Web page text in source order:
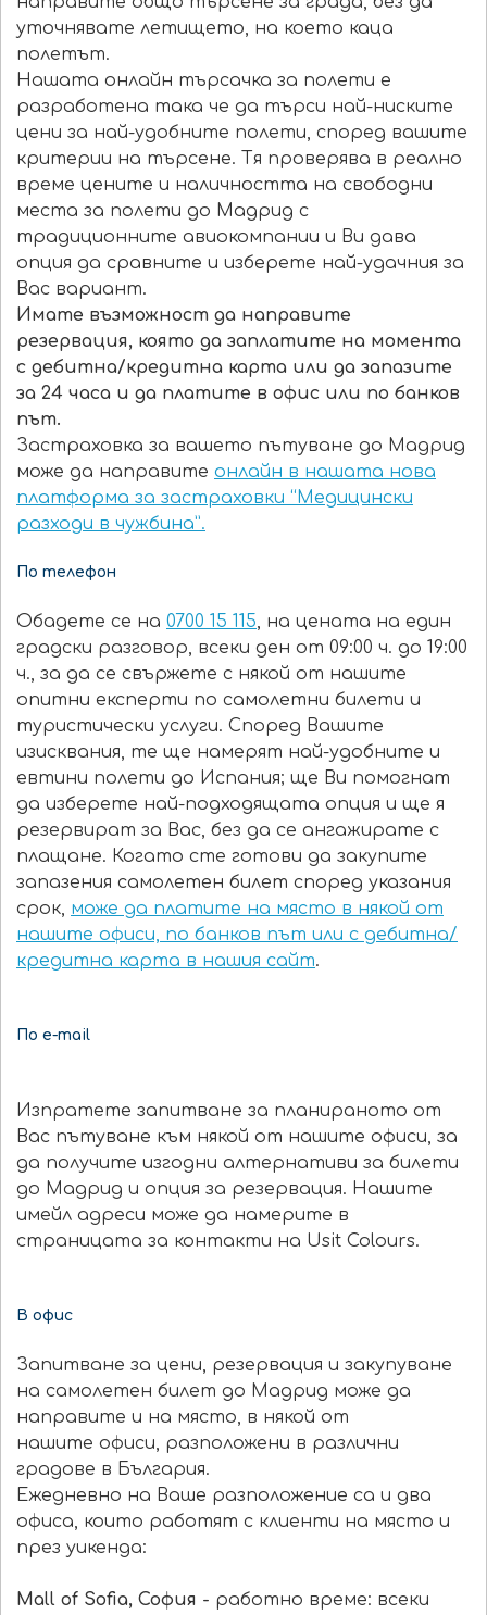
уточнявате летището, на което каца
полетът.
Нашата онлайн търсачка за полети е
разработена така че да търси най-ниските
цени за най-удобните полети, според вашите
критерии на търсене. Тя проверява в реално
време цените и наличността на свободни
места за полети до Мадрид с
традиционните авиокомпании и Ви дава
опция да сравните и изберете най-удачния за
Вас вариант.
Имате възможност да направите
резервация, която да заплатите на момента
с дебитна/кредитна карта или да запазите
за 24 часа и да платите в офис или по банков
път.
Застраховка за вашето пътуване до Мадрид
може да направите онлайн в нашата нова
платформа за застраховки “Медицински
разходи в чужбина”.
По телефон
Обадете се на 0700 15 115, на цената на един
градски разговор, всеки ден от 09:00 ч. до 19:00
ч., за да се свържете с някой от нашите
опитни експерти по самолетни билети и
туристически услуги. Според Вашите
изисквания, те ще намерят най-удобните и
евтини полети до Испания; ще Ви помогнат
да изберете най-подходящата опция и ще я
резервират за Вас, без да се ангажирате с
плащане. Когато сте готови да закупите
запазения самолетен билет според указания
срок, може да платите на място в някой от
нашите офиси, по банков път или с дебитна/
кредитна карта в нашия сайт.
По e-mail
Изпратете запитване за планираното от
Вас пътуване към някой от нашите офиси, за
да получите изгодни алтернативи за билети
до Мадрид и опция за резервация. Нашите
имейл адреси може да намерите в
страницата за контакти на Usit Colours.
В офис
Запитване за цени, резервация и закупуване
на самолетен билет до Мадрид може да
направите и на място, в някой от
нашите офиси, разположени в различни
градове в България.
Ежедневно на Ваше разположение са и два
офиса, които работят с клиенти на място и
през уикенда:
Mall of Sofia, София - работно време: всеки